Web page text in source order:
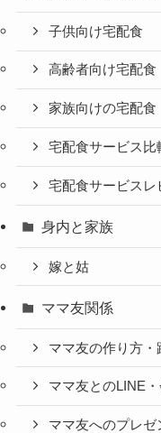
子供向け宅配食
高齢者向け宅配食
家族向けの宅配食
宅配食サービス比
宅配食サービスレ
身内と家族
嫁と姑
ママ友関係
ママ友の作り方
ママ友とのLINE
ママ友へのプレ